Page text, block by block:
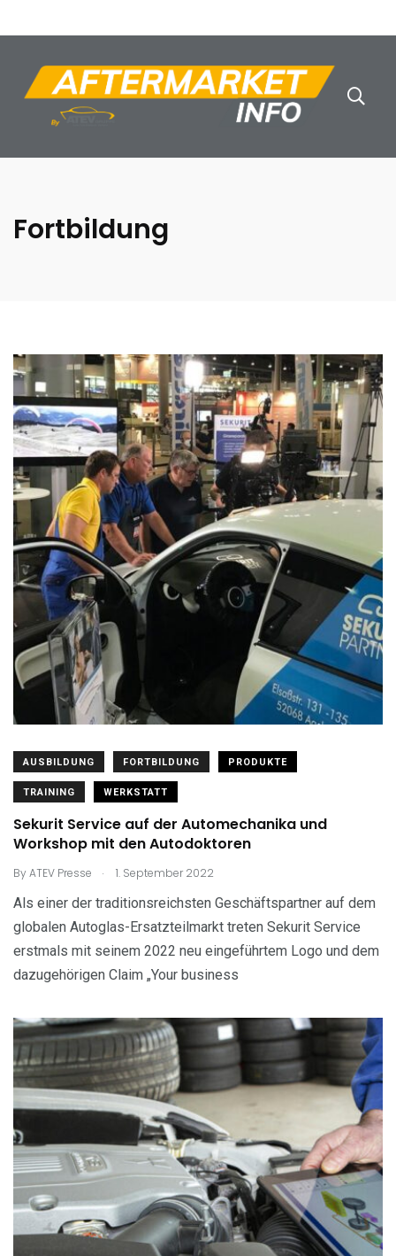
Fortbildung
AUSBILDUNG FORTBILDUNG PRODUKTE
TRAINING WERKSTATT
Sekurit Service auf der Automechanika und
Workshop mit den Autodoktoren
ByATEV Presse . 1. September 2022
Als einer der traditionsreichsten Geschäftspartner auf dem
globalen Autoglas-Ersatzteilmarkt treten Sekurit Service
erstmals mit seinem 2022 neu eingeführtem Logo und dem
dazugehörigen Claim „Your business